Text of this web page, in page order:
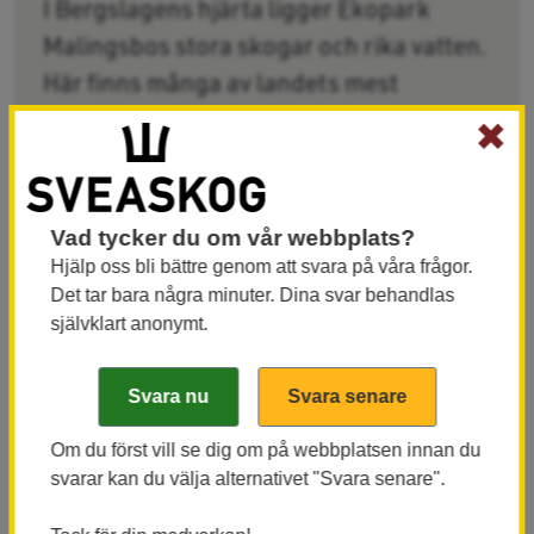
I Bergslagens hjärta ligger Ekopark
Malingsbos stora skogar och rika vatten.
Här finns många av landets mest
intressanta vattenlandskap med både
flodpärlmussla och naturligt
reproducerande röding.
Den näringsfattiga urberggrunden sätter sin prägel
på vegetationen, som till övervägande delen utgörs
rika inslag av björk och asp.
Gamla bruksmarker
Malingsbo by har sitt ursprung i ett järnbruk anlagt
på 1620-talet. Bruksdriften lades ner 1891 men mer
✖
Vad tycker du om vår webbplats?
Hjälp oss bli bättre genom att svara på våra frågor.
Det tar bara några minuter. Dina svar behandlas
självklart anonymt.
Om du först vill se dig om på webbplatsen innan du
svarar kan du välja alternativet "Svara senare".